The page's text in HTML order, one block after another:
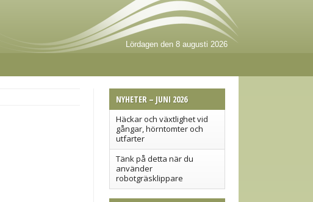
Lördagen den 8 augusti 2026
NYHETER – JUNI 2026
Häckar och växtlighet vid
gångar, hörntomter och
utfarter
Tänk på detta när du
använder
robotgräsklippare